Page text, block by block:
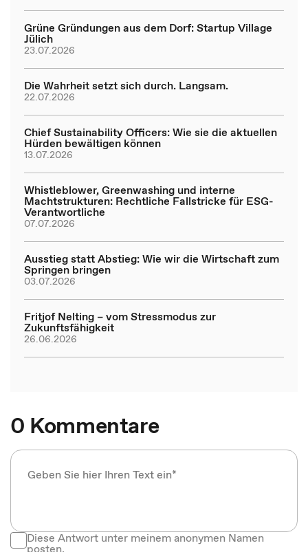
Grüne Gründungen aus dem Dorf: Startup Village
Jülich
23.07.2026
Die Wahrheit setzt sich durch. Langsam.
22.07.2026
Chief Sustainability Officers: Wie sie die aktuellen
Hürden bewältigen können
13.07.2026
Whistleblower, Greenwashing und interne
Machtstrukturen: Rechtliche Fallstricke für ESG-
Verantwortliche
07.07.2026
Ausstieg statt Abstieg: Wie wir die Wirtschaft zum
Springen bringen
03.07.2026
Fritjof Nelting – vom Stressmodus zur
Zukunftsfähigkeit
26.06.2026
0 Kommentare
Diese Antwort unter meinem anonymen Namen
posten.